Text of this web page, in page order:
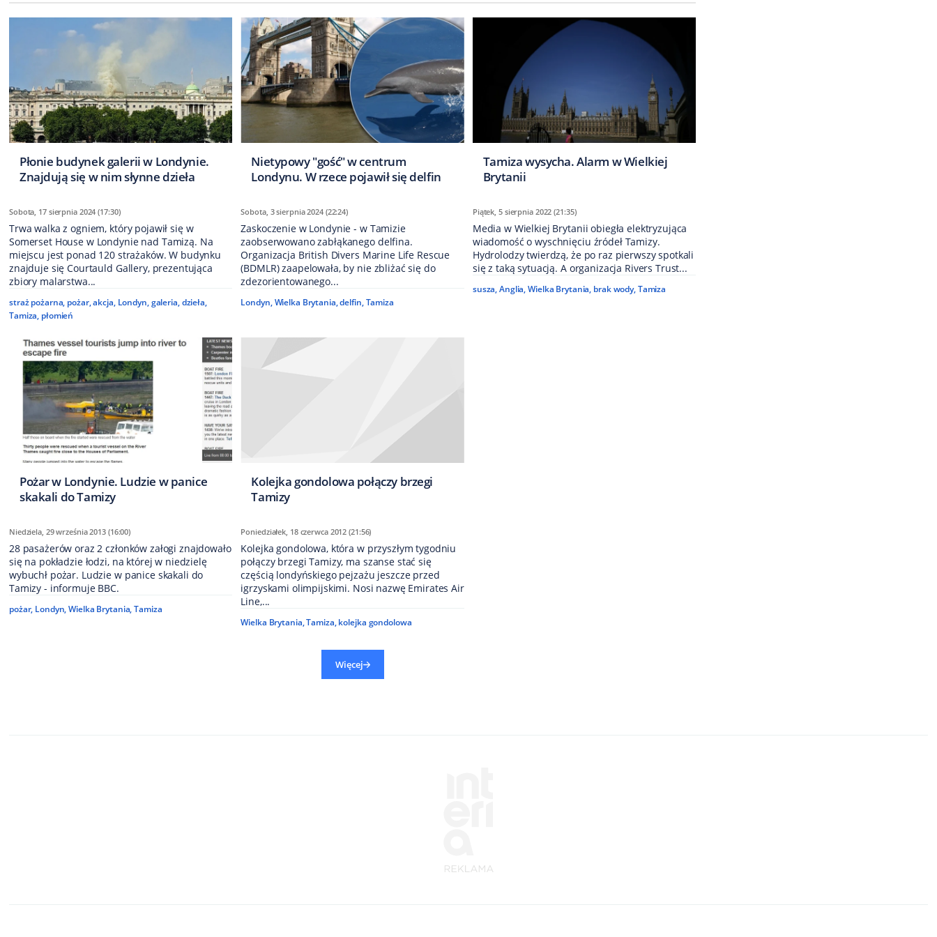
Płonie budynek galerii w Londynie.
Znajdują się w nim słynne dzieła
Sobota, 17 sierpnia 2024 (17:30)
Trwa walka z ogniem, który pojawił się w
Somerset House w Londynie nad Tamizą. Na
miejscu jest ponad 120 strażaków. W budynku
znajduje się Courtauld Gallery, prezentująca
zbiory malarstwa...
straż pożarna, pożar,akcja, Londyn,galeria,dzieła,
Tamiza, płomień
Nietypowy "gość" w centrum
Londynu. W rzece pojawił się delfin
Sobota, 3 sierpnia 2024 (22:24)
Zaskoczenie w Londynie - w Tamizie
zaobserwowano zabłąkanego delfina.
Organizacja British Divers Marine Life Rescue
(BDMLR) zaapelowała, by nie zbliżać się do
zdezorientowanego...
Londyn,Wielka Brytania,delfin,Tamiza
Tamiza wysycha. Alarm w Wielkiej
Brytanii
Piątek, 5 sierpnia 2022 (21:35)
Media w Wielkiej Brytanii obiegła elektryzująca
wiadomość o wyschnięciu źródeł Tamizy.
Hydrolodzy twierdzą, że po raz pierwszy spotkali
się z taką sytuacją. A organizacja Rivers Trust...
susza,Anglia,Wielka Brytania, brak wody,Tamiza
Pożar w Londynie. Ludzie w panice
skakali do Tamizy
Niedziela, 29 września 2013 (16:00)
28 pasażerów oraz 2 członków załogi znajdowało
się na pokładzie łodzi, na której w niedzielę
wybuchł pożar. Ludzie w panice skakali do
Tamizy - informuje BBC.
pożar, Londyn,Wielka Brytania,Tamiza
Kolejka gondolowa połączy brzegi
Tamizy
Poniedziałek, 18 czerwca 2012 (21:56)
Kolejka gondolowa, która w przyszłym tygodniu
połączy brzegi Tamizy, ma szanse stać się
częścią londyńskiego pejzażu jeszcze przed
igrzyskami olimpijskimi. Nosi nazwę Emirates Air
Line,...
Wielka Brytania,Tamiza, kolejka gondolowa
Więcej